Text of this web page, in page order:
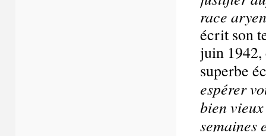
race
écrit son
juin 1942,
superbe
espérer
bien
semaines